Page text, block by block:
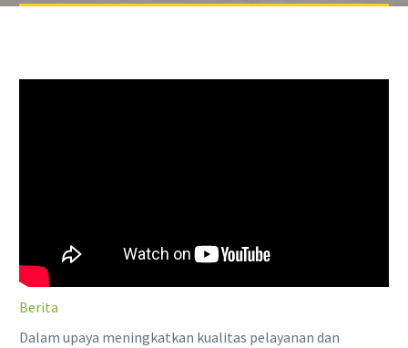
Berita
Dalam upaya meningkatkan kualitas pelayanan dan